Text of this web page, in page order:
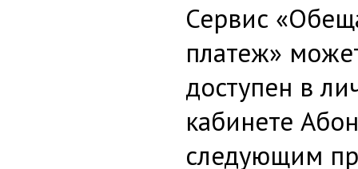
Сервис
платеж»
доступен в
кабинете
следующим